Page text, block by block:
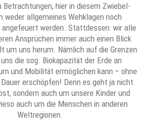
Betrachtungen, hier in diesem Zwiebel-
weder allgemeines Wehklagen noch
werden. Stattdessen: wir alle
Ansprüchen immer auch einen Blick
um uns herum. Nämlich auf die Grenzen
die sog. Biokapazität der Erde an
und Mobilität ermöglichen kann – ohne
erschöpfen! Denn es geht ja nicht
sondern auch um unsere Kinder und
auch um die Menschen in anderen
Weltregionen.